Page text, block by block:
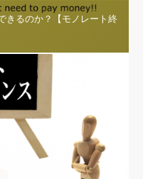
きるのか？【モノレート終